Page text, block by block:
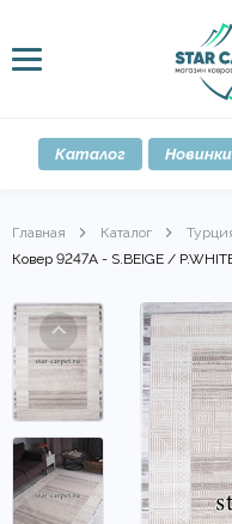
Каталог Новинки
Главная Каталог
Ковер 9247A - S.BEIGE /